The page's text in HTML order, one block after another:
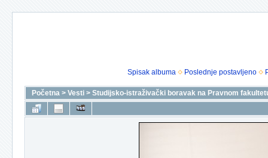
Spisak albuma Poslednje postavljeno
Početna > Vesti > Studijsko-istraživački boravak na Pravnom